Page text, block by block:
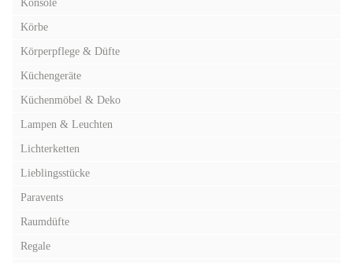
Konsole
Körbe
Körperpflege & Düfte
Küchengeräte
Küchenmöbel & Deko
Lampen & Leuchten
Lichterketten
Lieblingsstücke
Paravents
Raumdüfte
Regale